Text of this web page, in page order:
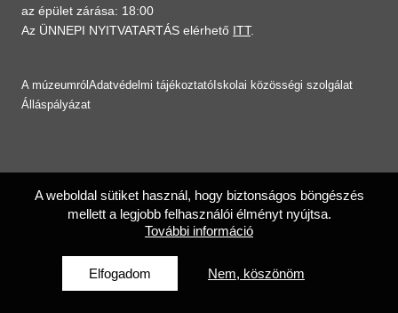
az épület zárása: 18:00
Az ÜNNEPI NYITVATARTÁS elérhető ITT.
A múzeumról Adatvédelmi tájékoztató Iskolai közösségi szolgálat
Álláspályázat
A weboldal sütiket használ, hogy biztonságos böngészés
mellett a legjobb felhasználói élményt nyújtsa.
További információ
Elfogadom Nem, köszönöm